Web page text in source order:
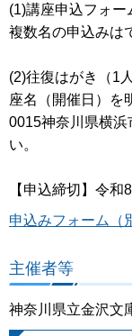
(1)講座申込フォ
複数名の申込みは
(2)往復はがき（1
座名（開催日）を
0015神奈川県横浜
い。
【申込締切】令
申込みフォーム（
主催者等
神奈川県立金沢文